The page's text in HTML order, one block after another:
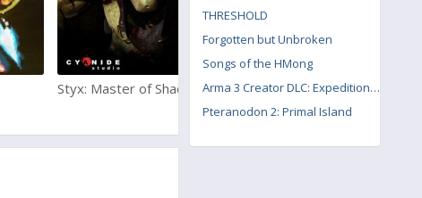
Styx: Master of Shadows MarZ Rising
THRESHOLD
Forgotten but Unbroken
Songs of the HMong
Arma 3 Creator DLC: Expeditionary Forces
Pteranodon 2: Primal Island